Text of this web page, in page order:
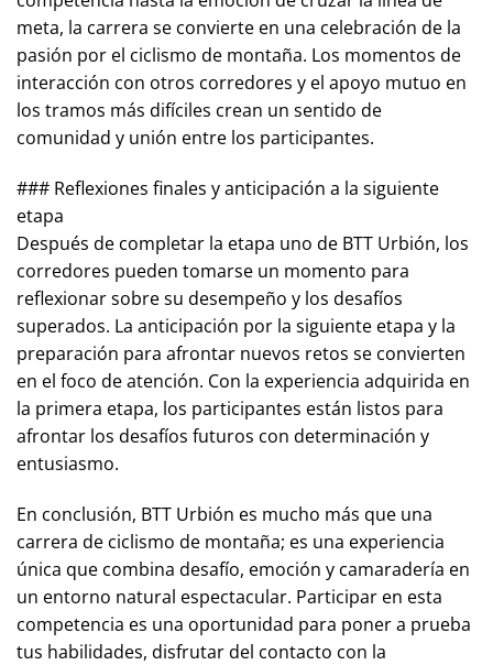
meta, la carrera se convierte en una celebración de la
pasión por el ciclismo de montaña. Los momentos de
interacción con otros corredores y el apoyo mutuo en
los tramos más difíciles crean un sentido de
comunidad y unión entre los participantes.
### Reflexiones finales y anticipación a la siguiente
etapa
Después de completar la etapa uno de BTT Urbión, los
corredores pueden tomarse un momento para
reflexionar sobre su desempeño y los desafíos
superados. La anticipación por la siguiente etapa y la
preparación para afrontar nuevos retos se convierten
en el foco de atención. Con la experiencia adquirida en
la primera etapa, los participantes están listos para
afrontar los desafíos futuros con determinación y
entusiasmo.
En conclusión, BTT Urbión es mucho más que una
carrera de ciclismo de montaña; es una experiencia
única que combina desafío, emoción y camaradería en
un entorno natural espectacular. Participar en esta
competencia es una oportunidad para poner a prueba
tus habilidades, disfrutar del contacto con la